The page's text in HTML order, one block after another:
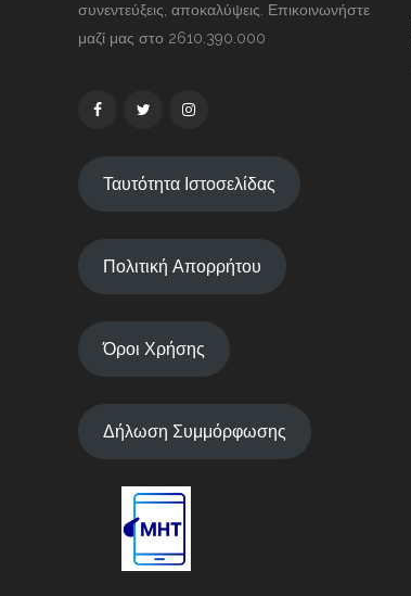
συνεντεύξεις, αποκαλύψεις. Επικοινωνήστε
μαζί μας στο 2610.390.000
Ταυτότητα Ιστοσελίδας
Πολιτική Απορρήτου
Όροι Χρήσης
Δήλωση Συμμόρφωσης